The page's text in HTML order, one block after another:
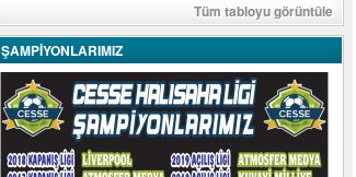
Tüm tabloyu görüntüle
ŞAMPİYONLARIMIZ